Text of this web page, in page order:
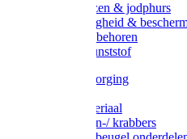
Ruiter laarzen & jodphurs
Ruiter veiligheid &
Ruiter - toebehoren
Voerbak kunststof
Klauwverzorging
Injectiemateriaal
Hoefmessen-/ krabbers